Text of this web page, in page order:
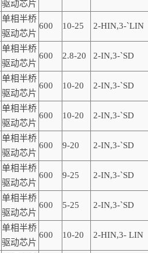
驱动芯片
单相半桥
驱动芯片
600 10-25 2-HIN,3-`LIN
单相半桥
驱动芯片
600 2.8-20 2-IN,3-`SD
单相半桥
驱动芯片
600 10-20 2-IN,3-`SD
单相半桥
驱动芯片
600 10-20 2-IN,3-`SD
单相半桥
驱动芯片
600 9-20 2-IN,3-`SD
单相半桥
驱动芯片
600 9-25 2-IN,3-`SD
单相半桥
驱动芯片
600 5-25 2-IN,3-`SD
单相半桥
驱动芯片
600 10-20 2-HIN,3- LIN